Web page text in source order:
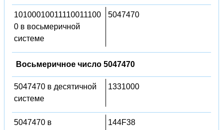
10100010011110011100
0 в восьмеричной
системе
5047470
Восьмеричное число 5047470
5047470 в десятичной
системе
1331000
5047470 в
144F38